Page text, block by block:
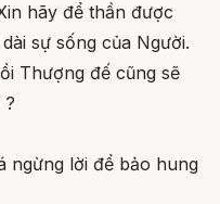
hãy để thần được
sự sống của Người.
Thượng đế cũng sẽ
?
ngừng lời để bảo hung